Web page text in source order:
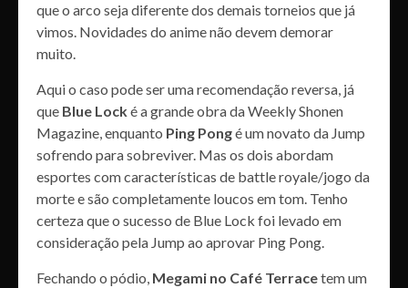
que o arco seja diferente dos demais torneios que já
vimos. Novidades do anime não devem demorar
muito.
Aqui o caso pode ser uma recomendação reversa, já
que Blue Locké a grande obra da Weekly Shonen
Magazine, enquanto Ping Pongé um novato da Jump
sofrendo para sobreviver. Mas os dois abordam
esportes com características de battle royale/jogo da
morte e são completamente loucos em tom. Tenho
certeza que o sucesso de Blue Lock foi levado em
consideração pela Jump ao aprovar Ping Pong.
Fechando o pódio, Megami no Café Terracetem um